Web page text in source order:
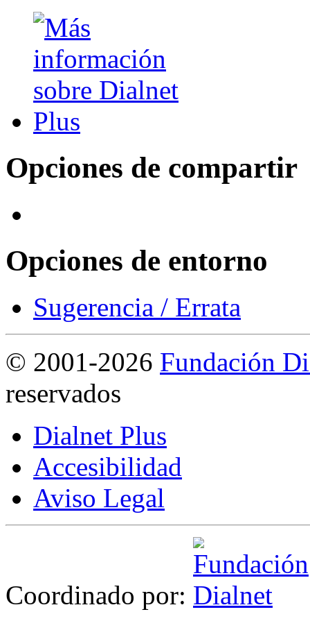
Opciones de compartir
Opciones de entorno
Sugerencia / Errata
© 2001-2026 Fundación
reservados
Dialnet Plus
Accesibilidad
Aviso Legal
Coordinado por: